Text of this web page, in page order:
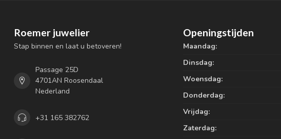
Roemer juwelier
Stap binnen en laat u betoveren!
Passage 25D
4701AN Roosendaal
Nederland
+31 165 382762
Openingstijden
Maandag:
Dinsdag:
Woensdag:
Donderdag:
Vrijdag:
Zaterdag: